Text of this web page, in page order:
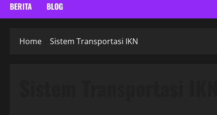
BERITA BLOG
Home Sistem Transportasi IKN